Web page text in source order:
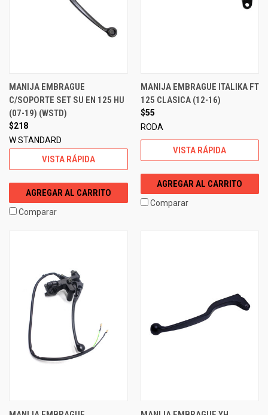
MANIJA EMBRAGUE
C/SOPORTE SET SU EN 125 HU
(07-19) (WSTD)
$218
W STANDARD
VISTA RÁPIDA
AGREGAR AL CARRITO
Comparar
MANIJA EMBRAGUE ITALIKA FT
125 CLASICA (12-16)
$55
RODA
VISTA RÁPIDA
AGREGAR AL CARRITO
Comparar